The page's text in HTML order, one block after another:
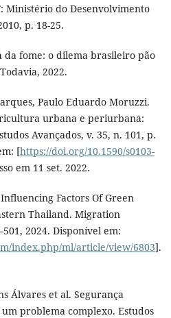
Ministério do Desenvolvimento
p. 18-25.
da fome: o dilema brasileiro pão
2022.
Paulo Eduardo Moruzzi.
urbana e periurbana:
Avançados, v. 35, n. 101, p.
[https://doi.org/10.1590/s0103-
em 11 set. 2022.
Factors Of Green
Thailand. Migration
2024. Disponível em:
index.php/ml/article/view/6803].
Álvares et al. Segurança
problema complexo. Estudos